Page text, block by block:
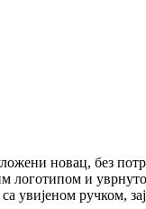
новац, без
логотипом и
увијеном ручком,